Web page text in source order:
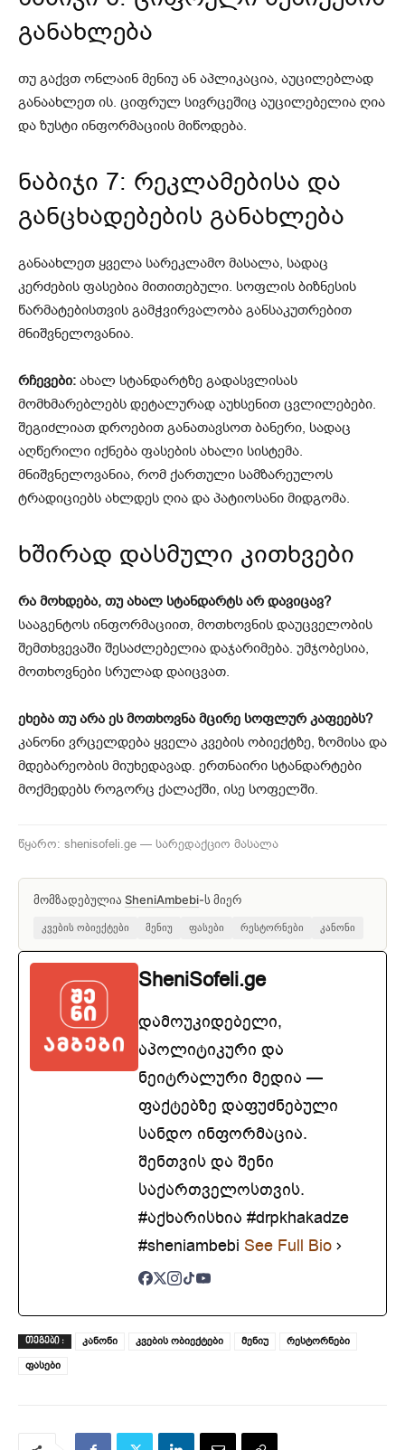
განახლება
თუ გაქვთ ონლაინ მენიუ ან აპლიკაცია, აუცილებლად
განაახლეთ ის. ციფრულ სივრცეშიც აუცილებელია ღია
და ზუსტი ინფორმაციის მიწოდება.
ნაბიჯი 7: რეკლამებისა და
განცხადებების განახლება
განაახლეთ ყველა სარეკლამო მასალა, სადაც
კერძების ფასებია მითითებული. სოფლის ბიზნესის
წარმატებისთვის გამჭვირვალობა განსაკუთრებით
მნიშვნელოვანია.
რჩევები: ახალ სტანდარტზე გადასვლისას
მომხმარებლებს დეტალურად აუხსენით ცვლილებები.
შეგიძლიათ დროებით განათავსოთ ბანერი, სადაც
აღწერილი იქნება ფასების ახალი სისტემა.
მნიშვნელოვანია, რომ ქართული სამზარეულოს
ტრადიციებს ახლდეს ღია და პატიოსანი მიდგომა.
ხშირად დასმული კითხვები
რა მოხდება, თუ ახალ სტანდარტს არ დავიცავ?
სააგენტოს ინფორმაციით, მოთხოვნის დაუცველობის
შემთხვევაში შესაძლებელია დაჯარიმება. უმჯობესია,
მოთხოვნები სრულად დაიცვათ.
ეხება თუ არა ეს მოთხოვნა მცირე სოფლურ კაფეებს?
კანონი ვრცელდება ყველა კვების ობიექტზე, ზომისა და
მდებარეობის მიუხედავად. ერთნაირი სტანდარტები
მოქმედებს როგორც ქალაქში, ისე სოფელში.
წყარო: shenisofeli.ge — სარედაქციო მასალა
მომზადებულია SheniAmbebi-ს მიერ
კვების ობიექტები მენიუ ფასები რესტორნები კანონი
SheniSofeli.ge
დამოუკიდებელი,
აპოლიტიკური და
ნეიტრალური მედია —
ფაქტებზე დაფუძნებული
სანდო ინფორმაცია.
შენთვის და შენი
საქართველოსთვის.
#აქხარისხია #drpkhakadze
#sheniambebi See Full Bio
ᲗᲔᲒᲔᲑᲘ : კანონი კვების ობიექტები მენიუ
რესტორნები
ფასები